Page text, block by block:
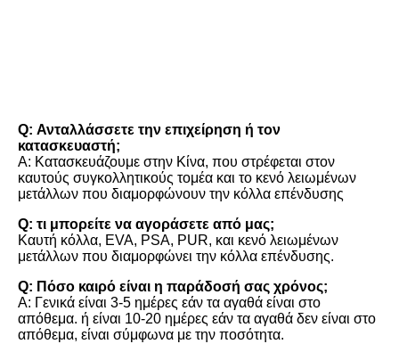
Q: Ανταλλάσσετε την επιχείρηση ή τον
κατασκευαστή;
Α: Κατασκευάζουμε στην Κίνα, που στρέφεται στον
καυτούς συγκολλητικούς τομέα και το κενό λειωμένων
μετάλλων που διαμορφώνουν την κόλλα επένδυσης
Q: τι μπορείτε να αγοράσετε από μας;
Καυτή κόλλα, EVA, PSA, PUR, και κενό λειωμένων
μετάλλων που διαμορφώνει την κόλλα επένδυσης.
Q: Πόσο καιρό είναι η παράδοσή σας χρόνος;
Α: Γενικά είναι 3-5 ημέρες εάν τα αγαθά είναι στο
απόθεμα. ή είναι 10-20 ημέρες εάν τα αγαθά δεν είναι στο
απόθεμα, είναι σύμφωνα με την ποσότητα.